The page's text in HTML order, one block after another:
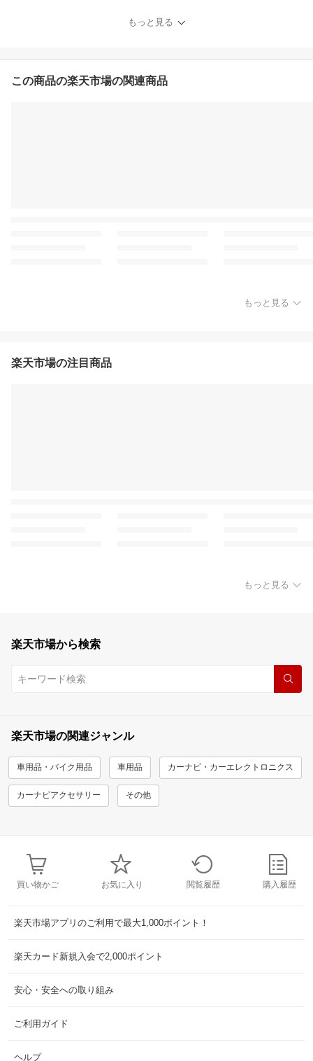
もっと見る
この商品の楽天市場の関連商品
もっと見る
楽天市場の注目商品
もっと見る
楽天市場から検索
楽天市場の関連ジャンル
車用品・バイク用品 車用品 カーナビ・カーエレクトロニクス
カーナビアクセサリー その他
買い物かご お気に入り 閲覧履歴 購入履歴
楽天市場アプリのご利用で最大1,000ポイント！
楽天カード新規入会で2,000ポイント
安心・安全への取り組み
ご利用ガイド
ヘルプ